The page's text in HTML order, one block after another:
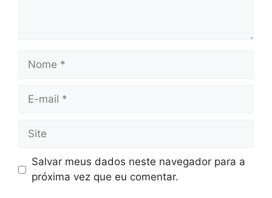
Nome
Site
Salvar meus dados neste navegador para a
próxima vez que eu comentar.